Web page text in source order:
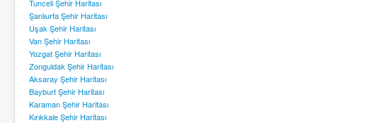
Tunceli Şehir Haritası
Şanlıurfa Şehir Haritası
Uşak Şehir Haritası
Van Şehir Haritası
Yozgat Şehir Haritası
Zonguldak Şehir Haritası
Aksaray Şehir Haritası
Bayburt Şehir Haritası
Karaman Şehir Haritası
Kırıkkale Şehir Haritası